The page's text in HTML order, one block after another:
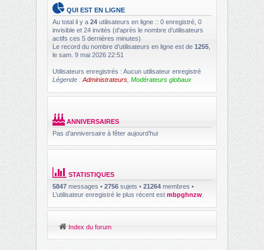
QUI EST EN LIGNE
Au total il y a 24 utilisateurs en ligne :: 0 enregistré, 0
invisible et 24 invités (d’après le nombre d’utilisateurs
actifs ces 5 dernières minutes)
Le record du nombre d’utilisateurs en ligne est de 1255
le sam. 9 mai 2026 22:51
Utilisateurs enregistrés : Aucun utilisateur enregistré
Légende : Administrateurs Modérateurs globaux
ANNIVERSAIRES
Pas d’anniversaire à fêter aujourd’hui
STATISTIQUES
5847 messages • 2756 sujets • 21264 membres •
L’utilisateur enregistré le plus récent est mbpghnzw
Index du forum